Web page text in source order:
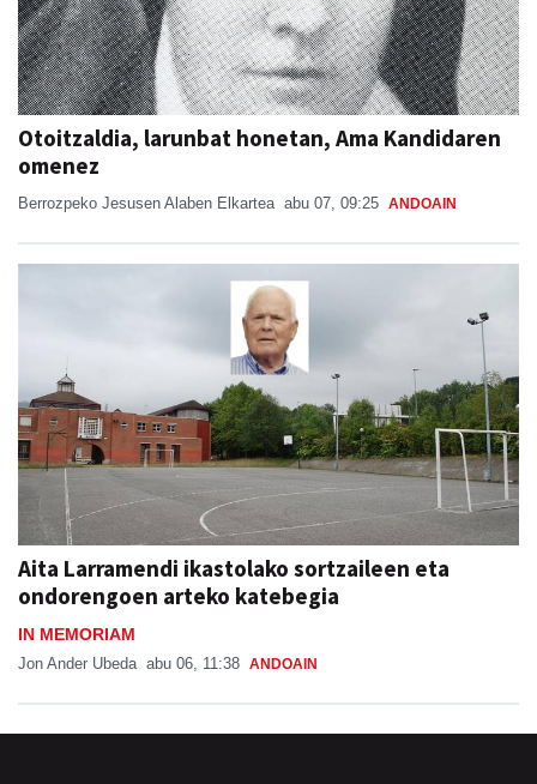
Otoitzaldia, larunbat honetan, Ama Kandidaren
omenez
Berrozpeko Jesusen Alaben Elkartea abu 07, 09:25 ANDOAIN
Aita Larramendi ikastolako sortzaileen eta
ondorengoen arteko katebegia
IN MEMORIAM
Jon Ander Ubeda abu 06, 11:38 ANDOAIN